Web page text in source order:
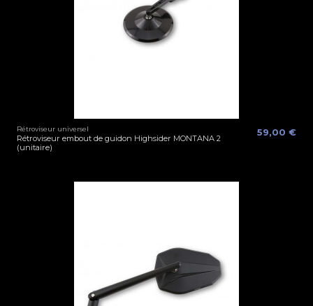
Rétroviseur universel
Rétroviseur embout de guidon Highsider MONTANA 2
(unitaire)
59,00 €